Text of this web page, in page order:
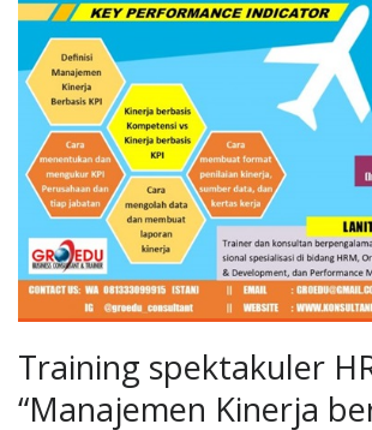
Training spektakuler
“Manajemen Kinerja